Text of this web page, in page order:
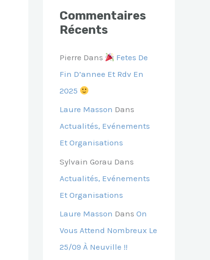
Commentaires
Récents
Pierre Dans
Fetes De
Fin D’annee Et Rdv En
2025
Laure Masson Dans
Actualités, Evénements
Et Organisations
Sylvain Gorau Dans
Actualités, Evénements
Et Organisations
Laure Masson Dans On
Vous Attend Nombreux Le
25/09 À Neuville !!